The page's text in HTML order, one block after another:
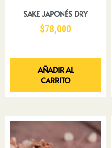
SAKE JAPONÉS DRY
$78,000
AÑADIR AL
CARRITO